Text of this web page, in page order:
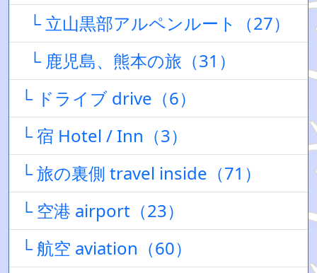
└ 立山黒部アルペンルート（27）
└ 鹿児島、熊本の旅（31）
└ ドライブ drive（6）
└ 宿 Hotel / Inn（3）
└ 旅の裏側 travel inside（71）
└ 空港 airport（23）
└ 航空 aviation（60）